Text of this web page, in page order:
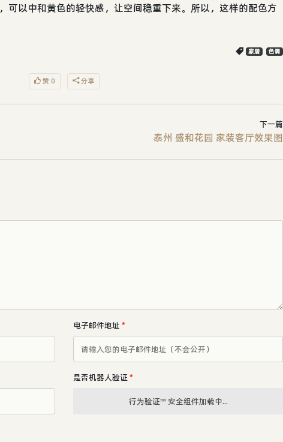
可以中和黄色的轻快感，让空间稳重下来。所以，这样的配色方
家居 色调
赞 0 分享
下一篇
泰州 盛和花园 家装客厅效果图
电子邮件地址 *
是否机器人验证 *
行为验证™ 安全组件加载中...